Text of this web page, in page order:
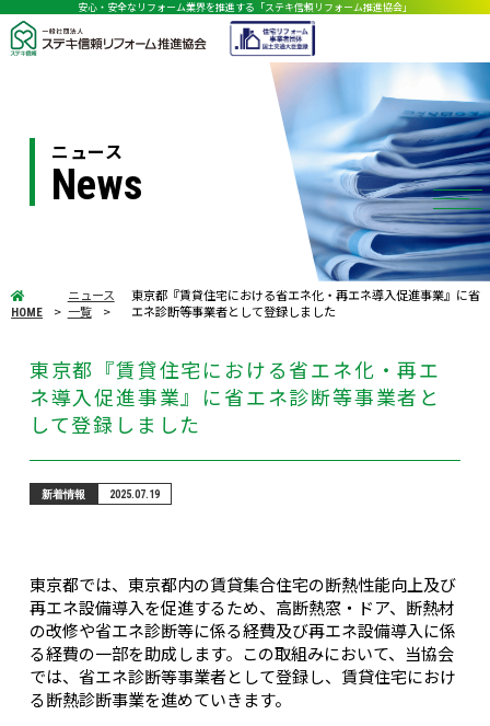
安心・安全なリフォーム業界を推進する「ステキ信頼リフォーム推進協会」
ニュース
News
HOME
ニュース
一覧
東京都『賃貸住宅における省エネ化・再エネ導入促進事業』に省
エネ診断等事業者として登録しました
東京都『賃貸住宅における省エネ化・再エ
ネ導入促進事業』に省エネ診断等事業者と
して登録しました
新着情報 2025.07.19
東京都では、東京都内の賃貸集合住宅の断熱性能向上及び
再エネ設備導入を促進するため、高断熱窓・ドア、断熱材
の改修や省エネ診断等に係る経費及び再エネ設備導入に係
る経費の一部を助成します。この取組みにおいて、当協会
では、省エネ診断等事業者として登録し、賃貸住宅におけ
る断熱診断事業を進めていきます。